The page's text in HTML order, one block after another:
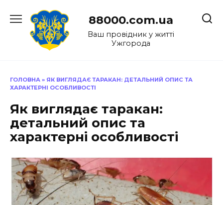
до
88000.com.ua
Ваш провідник у житті
Ужгорода
ГОЛОВНА » ЯК ВИГЛЯДАЄ ТАРАКАН: ДЕТАЛЬНИЙ ОПИС ТА
ХАРАКТЕРНІ ОСОБЛИВОСТІ
Як виглядає таракан:
детальний опис та
характерні особливості